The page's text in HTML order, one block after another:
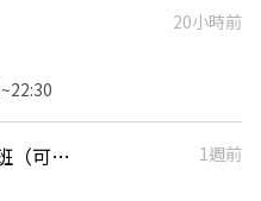
．擔任廚師的助手，處理烹飪
事務。 ．負責洗、剝、削、
設備和餐具。 ．準備不同餐點
20小時前
迷客夏岡山仁壽店誠徵長期早班（可彈性調整時間）（可轉正）
1週前